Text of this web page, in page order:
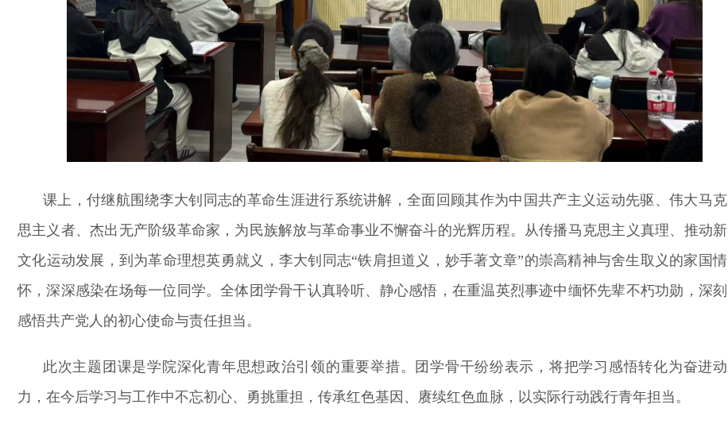
课上，付继航围绕李大钊同志的革命生涯进行系统讲解，全面回顾其作为中国共产主义运动先驱、伟大马克
思主义者、杰出无产阶级革命家，为民族解放与革命事业不懈奋斗的光辉历程。从传播马克思主义真理、推动新
文化运动发展，到为革命理想英勇就义，李大钊同志“铁肩担道义，妙手著文章”的崇高精神与舍生取义的家国情
怀，深深感染在场每一位同学。全体团学骨干认真聆听、静心感悟，在重温英烈事迹中缅怀先辈不朽功勋，深刻
感悟共产党人的初心使命与责任担当。
此次主题团课是学院深化青年思想政治引领的重要举措。团学骨干纷纷表示，将把学习感悟转化为奋进动
力，在今后学习与工作中不忘初心、勇挑重担，传承红色基因、赓续红色血脉，以实际行动践行青年担当。